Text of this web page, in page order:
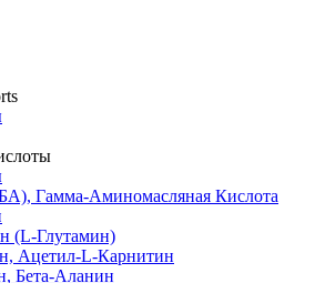
Гамма-Аминомасляная Кислота
(L-Глутамин)
Ацетил-L-Карнитин
Бета-Аланин